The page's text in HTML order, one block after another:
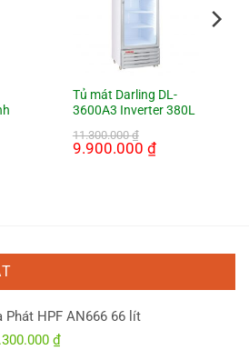
Tủ mát Darling DL-
3600A3 Inverter 380L
11.300.000₫
Giá
gốc
9.900.000 ₫Giá
hiện
Phát HPF AN666 66 lít
₫Giá